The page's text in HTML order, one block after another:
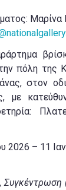
πόλη της
στον
με
2026 – 11
Συγκέντρωση